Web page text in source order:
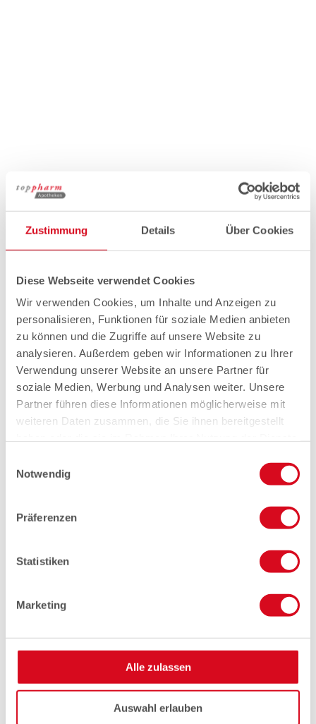
Zustimmung Details Über Cookies
Diese Webseite verwendet Cookies
Wir verwenden Cookies, um Inhalte und Anzeigen zu
personalisieren, Funktionen für soziale Medien anbieten
zu können und die Zugriffe auf unsere Website zu
analysieren. Außerdem geben wir Informationen zu Ihrer
Verwendung unserer Website an unsere Partner für
soziale Medien, Werbung und Analysen weiter. Unsere
Partner führen diese Informationen möglicherweise mit
weiteren Daten zusammen, die Sie ihnen bereitgestellt
Notwendig
Präferenzen
Statistiken
Marketing
Alle zulassen
Auswahl erlauben